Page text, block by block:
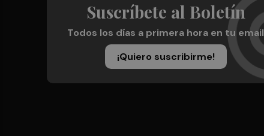
Suscríbete al Boletín
Todos los días a primera hora en tu email
¡Quiero suscribirme!